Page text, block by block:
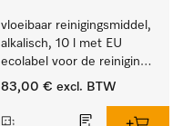
vloeibaar reinigingsmiddel,
alkalisch, 10 l met EU
ecolabel voor de reiniging
van alledaags vuil op
glazen.
83,00 € excl. BTW